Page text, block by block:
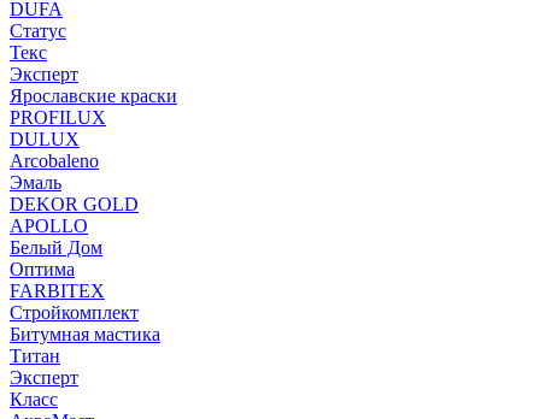
DUFA
Статус
Текс
Эксперт
Ярославские краски
PROFILUX
DULUX
Arcobaleno
Эмаль
DEKOR GOLD
APOLLO
Белый Дом
Оптима
FARBITEX
Стройкомплект
Битумная мастика
Титан
Эксперт
Класс